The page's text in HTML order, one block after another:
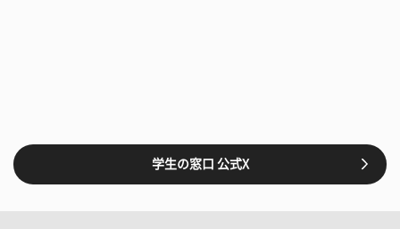
学生の窓口 公式X